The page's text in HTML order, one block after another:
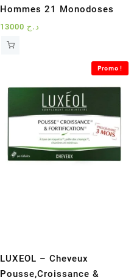
Hommes 21 Monodoses
د.ج
Promo !
LUXEOL – Cheveux
Pousse,Croissance &